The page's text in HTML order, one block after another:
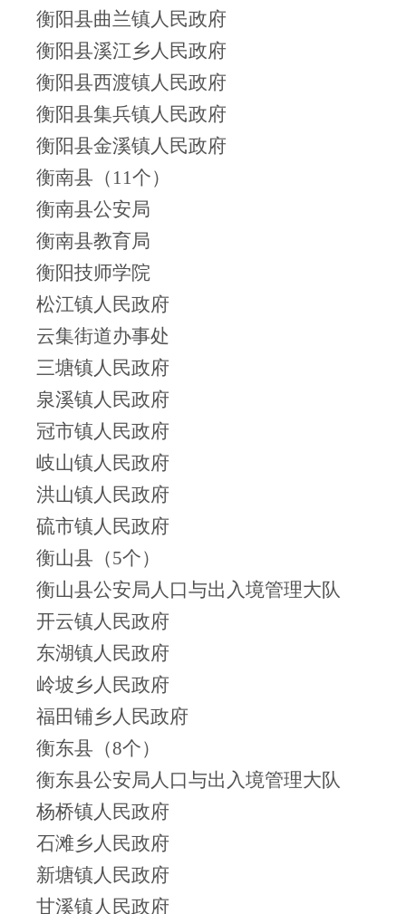
衡阳县曲兰镇人民政府
衡阳县溪江乡人民政府
衡阳县西渡镇人民政府
衡阳县集兵镇人民政府
衡阳县金溪镇人民政府
衡南县（11个）
衡南县公安局
衡南县教育局
衡阳技师学院
松江镇人民政府
云集街道办事处
三塘镇人民政府
泉溪镇人民政府
冠市镇人民政府
岐山镇人民政府
洪山镇人民政府
硫市镇人民政府
衡山县（5个）
衡山县公安局人口与出入境管理大队
开云镇人民政府
东湖镇人民政府
岭坡乡人民政府
福田铺乡人民政府
衡东县（8个）
衡东县公安局人口与出入境管理大队
杨桥镇人民政府
石滩乡人民政府
新塘镇人民政府
甘溪镇人民政府